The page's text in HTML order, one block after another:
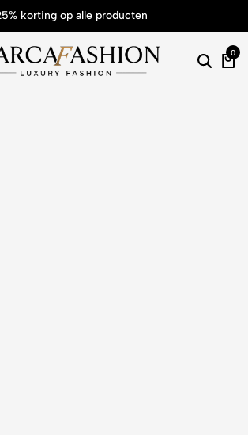
25% korting op alle producten
0